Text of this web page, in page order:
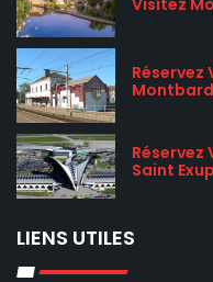
Visitez
Réservez
Montbard
Réservez
Saint
LIENS UTILES